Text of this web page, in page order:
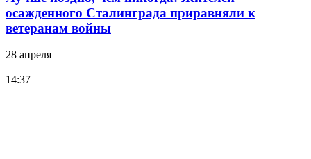
осажденного Сталинграда приравняли к
ветеранам войны
28 апреля
14:37